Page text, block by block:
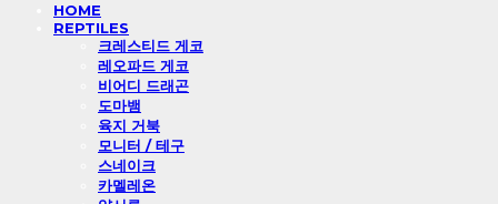
HOME
REPTILES
크레스티드 게코
레오파드 게코
비어디 드래곤
도마뱀
육지 거북
모니터 / 테구
스네이크
카멜레온